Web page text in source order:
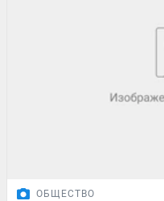
ОБЩЕСТВО